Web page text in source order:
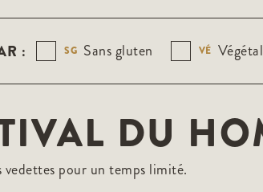
: SG Sans gluten VÉ
DU
vedettes pour un temps limité.